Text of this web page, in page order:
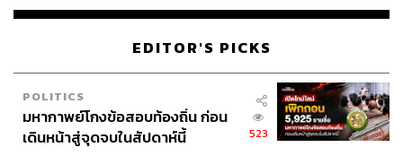
experiences-and-priorities
solotravelerworld.com/about/solo-travel-statistics-dat
TAGS: การท่องเที่ยว เที่ยวคนเดียว Solo Traveller
EDITOR'S PICKS
POLITICS
มหากาพย์โกงข้อสอบท้องถิ่น ก่อน
เดินหน้าสู่จุดจบในสัปดาห์นี้
523